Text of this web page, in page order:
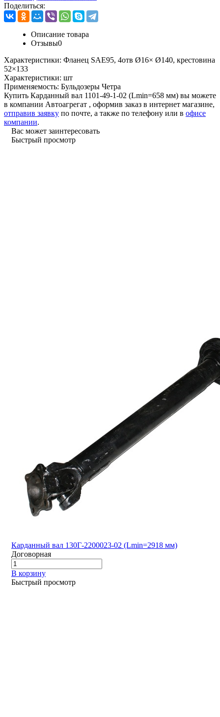
Поделиться:
Описание товара
Отзывы0
Характеристики: Фланец SAE95, 4отв Ø16× Ø140, крестовина
52×133
Характеристики: шт
Применяемость: Бульдозеры Четра
Купить Карданный вал 1101-49-1-02 (Lmin=658 мм) вы можете
в компании Автоагрегат , оформив заказ в интернет магазине,
отправив заявку по почте, а также по телефону или в офисе
компании.
Вас может заинтересовать
Быстрый просмотр
Карданный вал 130Г-2200023-02 (Lmin=2918 мм)
Договорная
В корзину
Быстрый просмотр